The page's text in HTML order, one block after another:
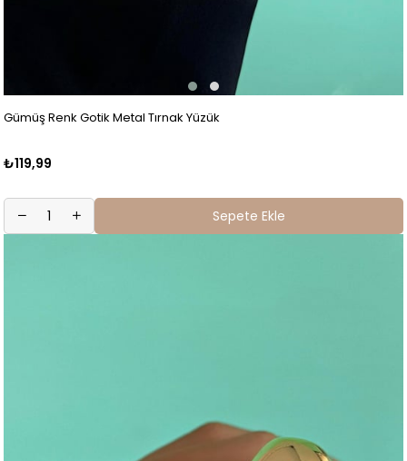
Gümüş Renk Gotik Metal Tırnak Yüzük
₺119,99
Sepete Ekle